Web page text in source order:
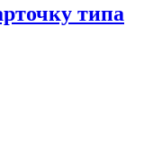
типа